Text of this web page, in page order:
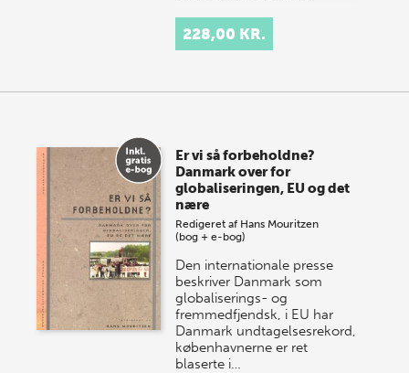
228,00 KR.
Er vi så forbeholdne?
Danmark over for
globaliseringen, EU og det
nære
Redigeret af Hans Mouritzen
(bog + e-bog)
Den internationale presse
beskriver Danmark som
globaliserings- og
fremmedfjendsk, i EU har
Danmark undtagelsesrekord,
københavnerne er ret
blaserte i…